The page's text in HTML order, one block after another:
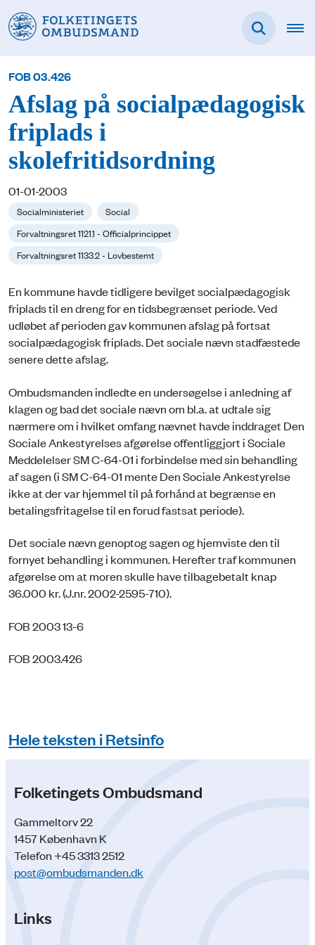
FOB 03.426
Afslag på socialpædagogisk
friplads i
skolefritidsordning
01-01-2003
Socialministeriet
Social
Forvaltningsret 1121.1 - Officialprincippet
Forvaltningsret 1133.2 - Lovbestemt
En kommune havde tidligere bevilget socialpædagogisk
friplads til en dreng for en tidsbegrænset periode. Ved
udløbet af perioden gav kommunen afslag på fortsat
socialpædagogisk friplads. Det sociale nævn stadfæstede
senere dette afslag.
Ombudsmanden indledte en undersøgelse i anledning af
klagen og bad det sociale nævn om bl.a. at udtale sig
nærmere om i hvilket omfang nævnet havde inddraget Den
Sociale Ankestyrelses afgørelse offentliggjort i Sociale
Meddelelser SM C-64-01 i forbindelse med sin behandling
af sagen (i SM C-64-01 mente Den Sociale Ankestyrelse
ikke at der var hjemmel til på forhånd at begrænse en
betalingsfritagelse til en forud fastsat periode).
Det sociale nævn genoptog sagen og hjemviste den til
fornyet behandling i kommunen. Herefter traf kommunen
afgørelse om at moren skulle have tilbagebetalt knap
36.000 kr. (J.nr. 2002-2595-710).
FOB 2003 13-6
FOB 2003.426
Hele teksten i Retsinfo
Folketingets Ombudsmand
Gammeltorv 22
1457 København K
Telefon +45 3313 2512
post@ombudsmanden.dk
Links